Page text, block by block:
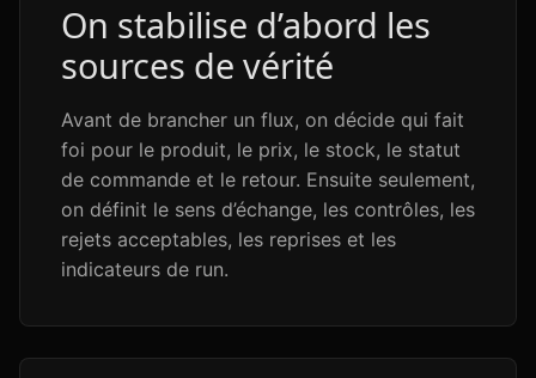
On stabilise d’abord les
sources de vérité
Avant de brancher un flux, on décide qui fait
foi pour le produit, le prix, le stock, le statut
de commande et le retour. Ensuite seulement,
on définit le sens d’échange, les contrôles, les
rejets acceptables, les reprises et les
indicateurs de run.